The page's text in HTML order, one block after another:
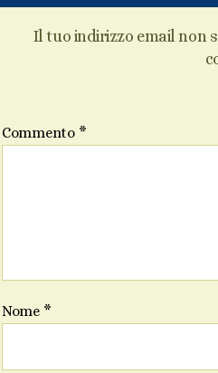
Il tuo indirizzo email non
Commento *
Nome *